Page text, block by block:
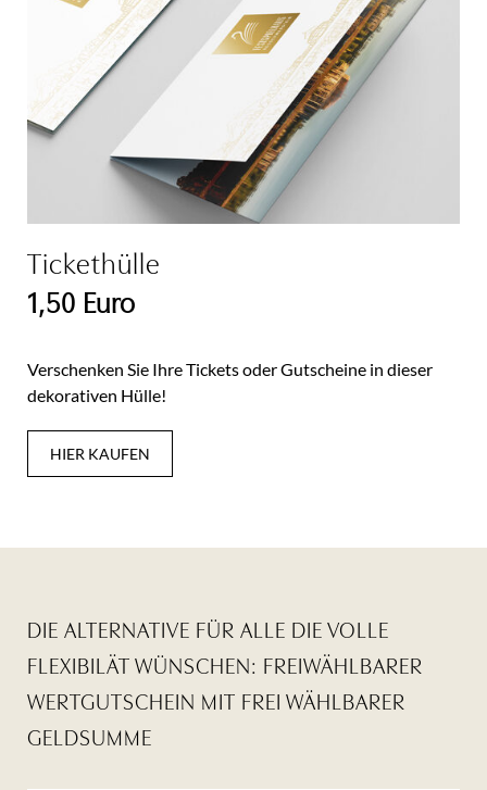
Tickethülle
1,50 Euro
Verschenken Sie Ihre Tickets oder Gutscheine in dieser
dekorativen Hülle!
HIER KAUFEN
DIE ALTERNATIVE FÜR ALLE DIE VOLLE
FLEXIBILÄT WÜNSCHEN: FREIWÄHLBARER
WERTGUTSCHEIN MIT FREI WÄHLBARER
GELDSUMME